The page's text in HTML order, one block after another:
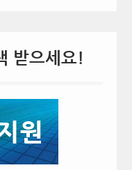
받으세요!